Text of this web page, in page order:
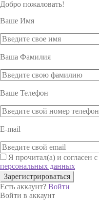
Добро пожаловать!
Ваше Имя
Ваша Фамилия
Ваше Телефон
E-mail
Я прочитал(а) и согласен с
персональных данных
Зарегистрироваться
Есть аккаунт? Войти
Войти в аккаунт